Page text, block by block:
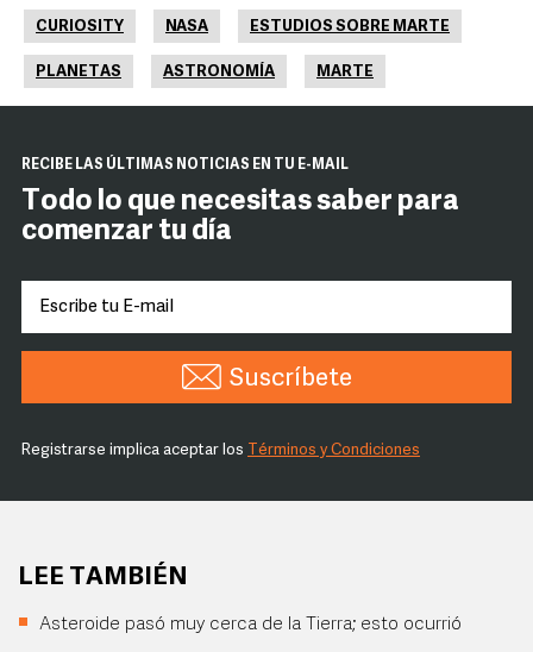
CURIOSITY NASA ESTUDIOS SOBRE MARTE
PLANETAS ASTRONOMÍA MARTE
RECIBE LAS ÚLTIMAS NOTICIAS EN TU E-MAIL
Todo lo que necesitas saber para
comenzar tu día
Suscríbete
Registrarse implica aceptar los Términos y Condiciones
LEE TAMBIÉN
Asteroide pasó muy cerca de la Tierra; esto ocurrió